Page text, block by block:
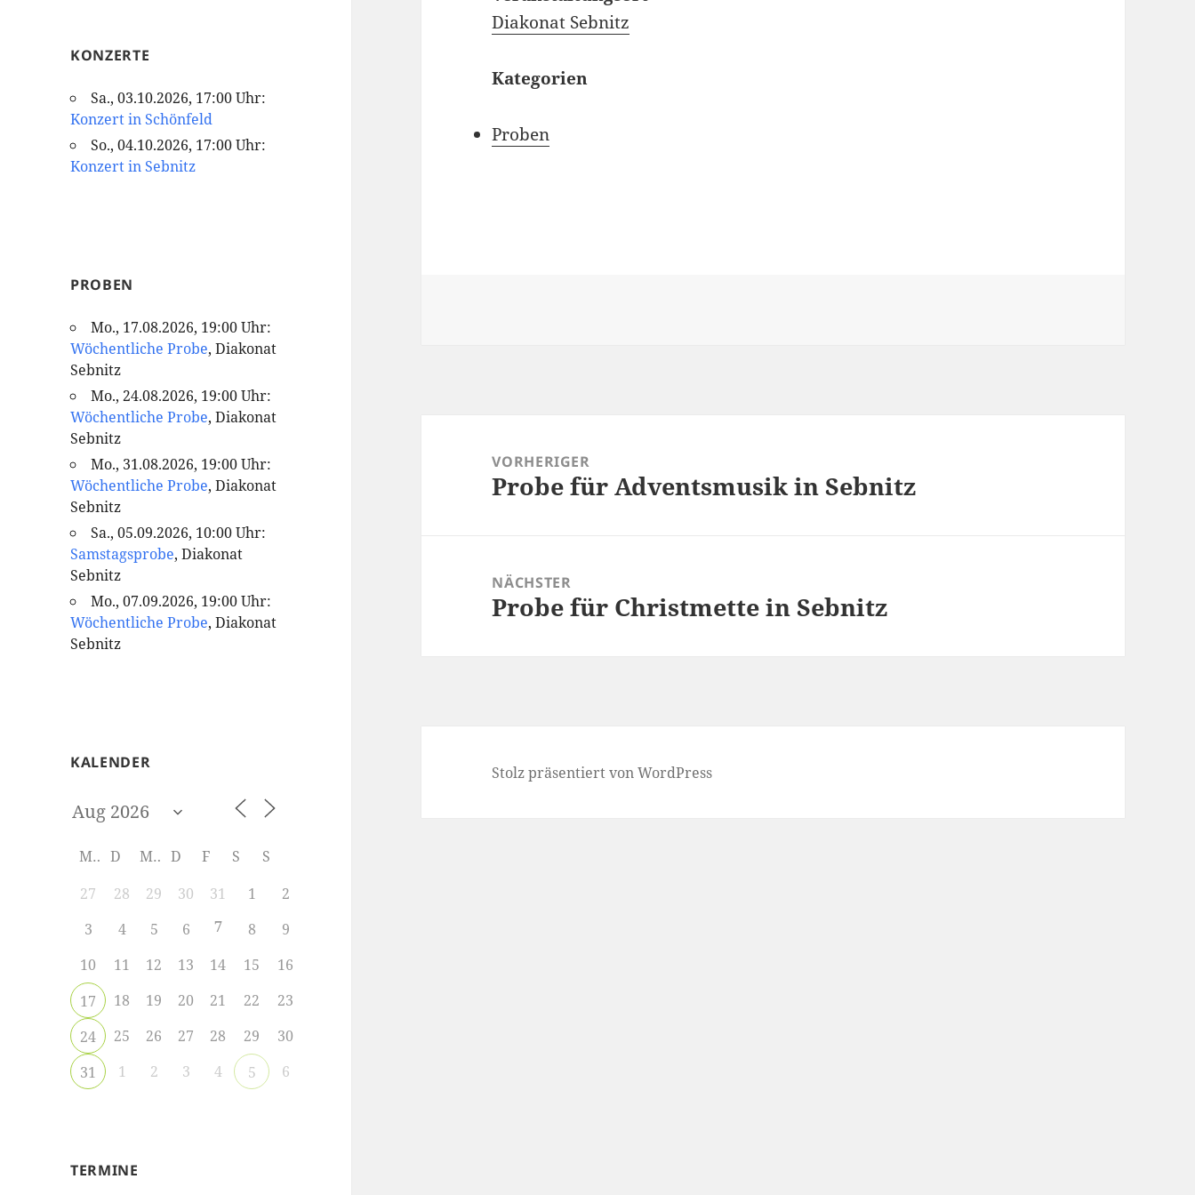
KONZERTE
Sa., 03.10.2026, 17:00 Uhr:
Konzert in Schönfeld
So., 04.10.2026, 17:00 Uhr:
Konzert in Sebnitz
PROBEN
Mo., 17.08.2026, 19:00 Uhr:
Wöchentliche Probe, Diakonat
Sebnitz
Mo., 24.08.2026, 19:00 Uhr:
Wöchentliche Probe, Diakonat
Sebnitz
Mo., 31.08.2026, 19:00 Uhr:
Wöchentliche Probe, Diakonat
Sebnitz
Sa., 05.09.2026, 10:00 Uhr:
Samstagsprobe, Diakonat
Sebnitz
Mo., 07.09.2026, 19:00 Uhr:
Wöchentliche Probe, Diakonat
Sebnitz
KALENDER
M D M D F S
S
27
28 29 30 31 1
2
3
4 5 6 7 8
9
10
11 12 13 14 15
16
17
18 19 20 21 22
23
24
25 26 27 28 29
30
31
1 2 3 4 5 6
TERMINE
Diakonat Sebnitz
Kategorien
Proben
VORHERIGER
Vorheriger
Probe für Adventsmusik in Sebnitz
NÄCHSTER
Nächster
Probe für Christmette in Sebnitz
Stolz präsentiert von WordPress